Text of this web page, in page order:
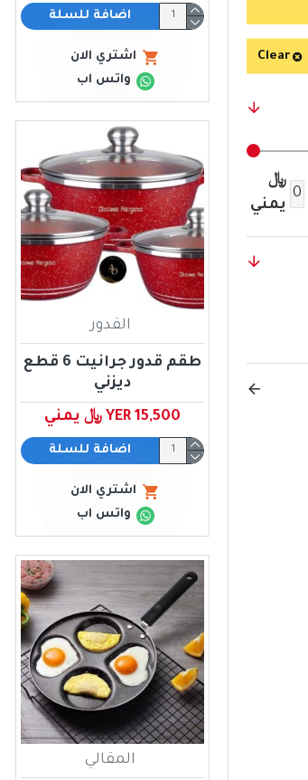
Clear
﷼
يمني
اضافة للسلة
اشتري الان
واتس اب
القدور
طقم قدور جرانيت 6 قطع
ديزني
YER 15,500 ﷼ يمني
اضافة للسلة
اشتري الان
واتس اب
المقالي